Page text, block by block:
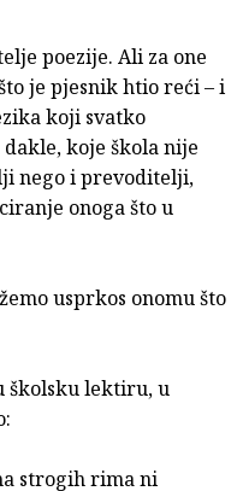
poezije. Ali za one
je pjesnik htio reći – i
koji svatko
koje škola nije
nego i prevoditelji,
onoga što u
usprkos onomu što
školsku lektiru, u
strogih rima ni